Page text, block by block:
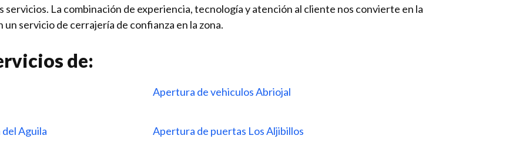
La combinación de experiencia, tecnología y atención al cliente nos convierte en la
servicio de cerrajería de confianza en la zona.
de:
Apertura de vehiculos Abriojal
Aguila Apertura de puertas Los Aljibillos